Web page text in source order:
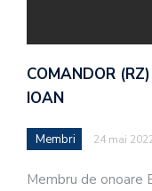
COMANDOR
IOAN
Membri 24 mai
Membru de onoare